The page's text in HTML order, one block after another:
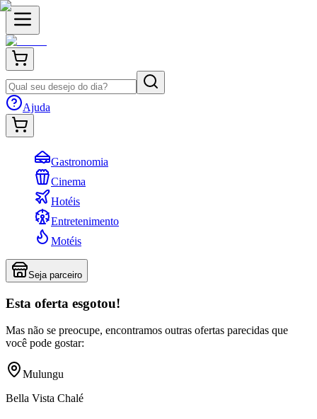
Ajuda
Gastronomia
Cinema
Hotéis
Entretenimento
Motéis
Seja parceiro
Esta oferta esgotou!
Mas não se preocupe, encontramos outras ofertas parecidas que
você pode gostar:
Mulungu
Bella Vista Chalé